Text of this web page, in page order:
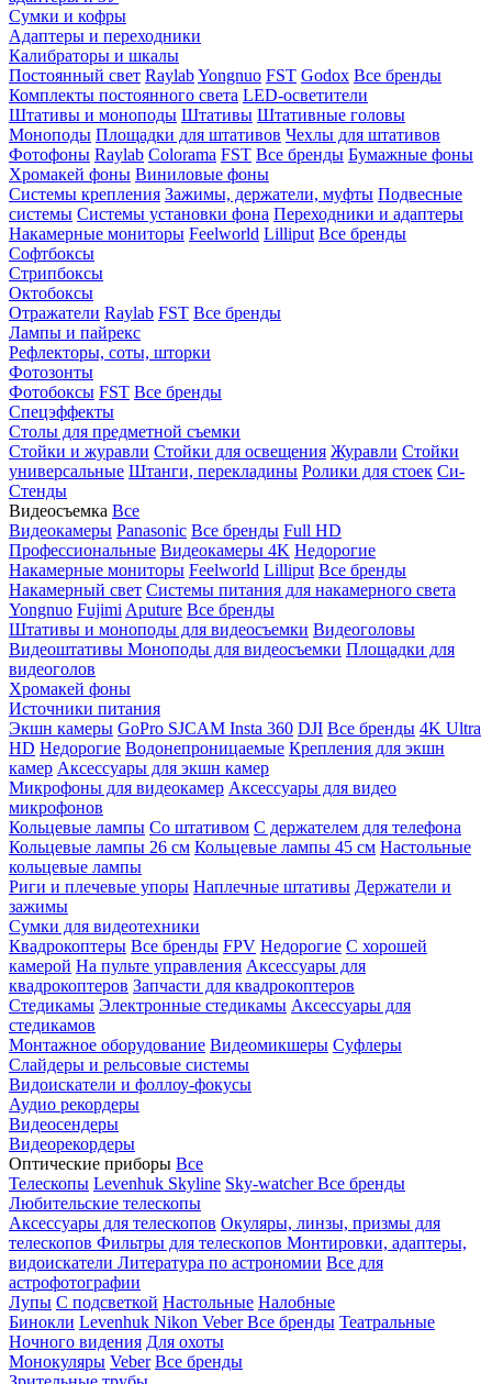
Сумки и кофры
Адаптеры и переходники
Калибраторы и шкалы
Постоянный свет RaylabYongnuo FST Godox Все бренды
Комплекты постоянного света LED-осветители
Штативы и моноподы Штативы Штативные головы
Моноподы Площадки для штативов Чехлы для штативов
Фотофоны Raylab Colorama FST Все бренды Бумажные фоны
Хромакей фоны Виниловые фоны
Системы крепления Зажимы, держатели, муфты Подвесные
системы Системы установки фона Переходники и адаптеры
Накамерные мониторы Feelworld Lilliput Все бренды
Софтбоксы
Стрипбоксы
Октобоксы
Отражатели Raylab FST Все бренды
Лампы и пайрекс
Рефлекторы, соты, шторки
Фотозонты
Фотобоксы FST Все бренды
Спецэффекты
Столы для предметной съемки
Стойки и журавли Стойки для освещения Журавли Стойки
универсальные Штанги, перекладины Ролики для стоек Си-
Стенды
Видеосъемка Все
Видеокамеры Panasonic Все бренды Full HD
Профессиональные Видеокамеры 4K Недорогие
Накамерные мониторы Feelworld Lilliput Все бренды
Накамерный свет Системы питания для накамерного света
Yongnuo Fujimi Aputure Все бренды
Штативы и моноподы для видеосъемки Видеоголовы
Видеоштативы Моноподы для видеосъемки Площадки для
видеоголов
Хромакей фоны
Источники питания
Экшн камеры GoPro SJCAM Insta 360 DJI Все бренды 4K Ultra
HD Недорогие Водонепроницаемые Крепления для экшн
камер Аксессуары для экшн камер
Микрофоны для видеокамер Аксессуары для видео
микрофонов
Кольцевые лампы Со штативом C держателем для телефона
Кольцевые лампы 26 см Кольцевые лампы 45 см Настольные
кольцевые лампы
Риги и плечевые упоры Наплечные штативы Держатели и
зажимы
Сумки для видеотехники
Квадрокоптеры Все бренды FPV Недорогие С хорошей
камерой На пульте управления Аксессуары для
квадрокоптеров Запчасти для квадрокоптеров
Стедикамы Электронные стедикамы Аксессуары для
стедикамов
Монтажное оборудование Видеомикшеры Суфлеры
Слайдеры и рельсовые системы
Видоискатели и фоллоу-фокусы
Аудио рекордеры
Видеосендеры
Видеорекордеры
Оптические приборы Все
Телескопы Levenhuk Skyline Sky-watcherВсе бренды
Любительские телескопы
Аксессуары для телескопов Окуляры, линзы, призмы для
телескопов Фильтры для телескопов Монтировки, адаптеры,
видоискатели Литература по астрономии Все для
астрофотографии
Лупы С подсветкой Настольные Налобные
Бинокли Levenhuk Nikon VeberВсе бренды Театральные
Ночного видения Для охоты
Монокуляры Veber Все бренды